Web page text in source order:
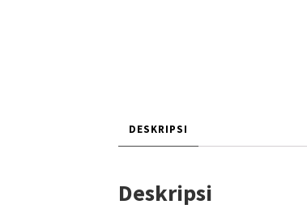
DESKRIPSI
Deskripsi